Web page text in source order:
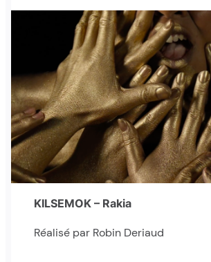
KILSEMOK – Rakia
Réalisé par Robin Deriaud